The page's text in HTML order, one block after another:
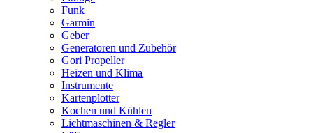
Funk
Garmin
Geber
Generatoren und Zubehör
Gori Propeller
Heizen und Klima
Instrumente
Kartenplotter
Kochen und Kühlen
Lichtmaschinen & Regler